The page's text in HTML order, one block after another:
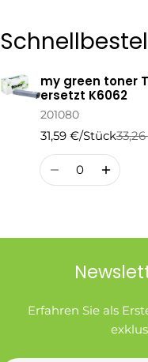
Ihr
Warenkorb
my green toner
ersetzt K6062
201080
31,59 €/Stück
Regulärer
Preis
Verkaufspreis
Menge
Erfahren Sie als